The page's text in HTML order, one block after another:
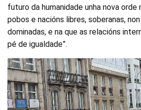
futuro da humanidade unha nova orde
pobos e nacións libres, soberanas,
dominadas, e na que as relacións
pé de igualdade”.